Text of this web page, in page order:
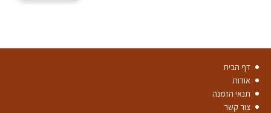
דף הבית
אודות
תנאי הזמנה
צור קשר